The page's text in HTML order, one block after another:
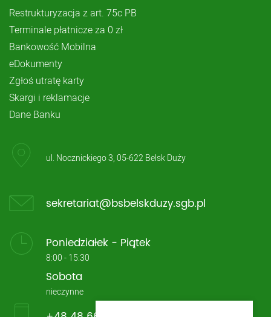
Restrukturyzacja z art. 75c PB
Terminale płatnicze za 0 zł
Bankowość Mobilna
eDokumenty
Zgłoś utratę karty
Skargi i reklamacje
Dane Banku
ul. Nocznickiego 3, 05-622 Belsk Duży
sekretariat@bsbelskduzy.sgb.pl
Poniedziałek - Piątek
8:00 - 15:30
Sobota
nieczynne